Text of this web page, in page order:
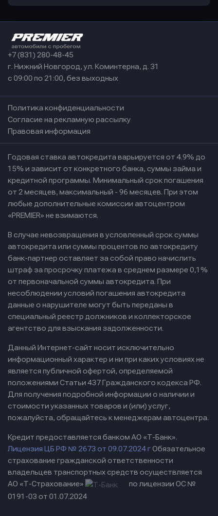
+7 (831) 280-48-45
г. Нижний Новгород, ул. Коминтерна, д. 31
с 09:00 по 21:00, без выходных
Политика конфиденциальности
Согласие на рекламную рассылку
Правовая информация
Годовая ставка автокредита варьируется от 4.9% до
15% и зависит от конкретного банка, суммы займа и
кредитной программы. Минимальный срок погашения
от 2 месяцев, максимальный - 96 месяцев. При этом
любые дополнительные комиссии автоцентром
«PREMIER» не взимаются.
В случае невозвращения в условленный срок суммы
автокредита или суммы процентов по автокредиту
банк-партнер оставляет за собой право начислить
штраф за просрочку платежа в среднем размере 0,1%
от первоначальной суммы автокредита. При
несоблюдении условий погашения автокредита
данные о нарушителе могут быть переданы в
специальный реестр должников и коллекторское
агентство для взыскания задолженности.
Данный Интернет-сайт носит исключительно
информационный характер и ни при каких условиях не
является публичной офертой, определяемой
положениями Статьи 437 Гражданского кодекса РФ.
Для получения подробной информации о наличии и
стоимости указанных товаров и (или) услуг,
пожалуйста, обращайтесь к менеджерам автоцентра.
Кредит предоставляется банком АО «Т-Банк».
Лицензия ЦБ РФ № 2673 от 09.07.2024 гОбязательное
страхование гражданской ответственности
владельцев транспортных средств осуществляется
АО «Т-Страхование»
по лицензии ОС №
0191-03 от 01.07.2024